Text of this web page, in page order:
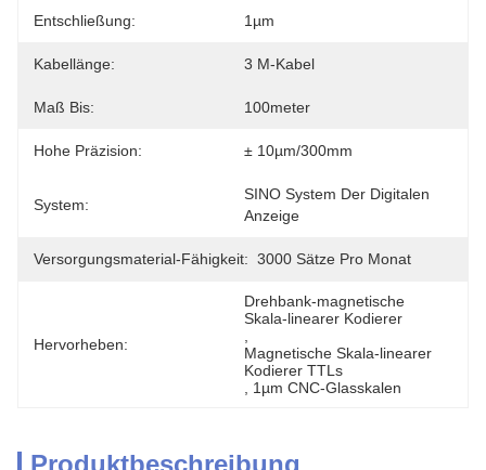
Entschließung: 1µm
Kabellänge: 3 M-Kabel
Maß Bis: 100meter
Hohe Präzision: ± 10µm/300mm
System:
SINO System Der Digitalen
Anzeige
Versorgungsmaterial-Fähigkeit: 3000 Sätze Pro Monat
Hervorheben:
Drehbank-magnetische
Skala-linearer Kodierer
Magnetische Skala-linearer
Kodierer TTLs
1µm CNC-Glasskalen
Produktbeschreibung